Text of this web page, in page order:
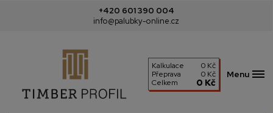
+420 601 390 004
info@palubky-online.cz
Kalkulace
0 Kč
Přeprava
0 Kč
Celkem
0 Kč
Menu